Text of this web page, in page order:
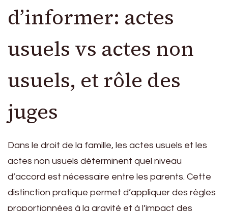
d’informer: actes
usuels vs actes non
usuels, et rôle des
juges
Dans le droit de la famille, les actes usuels et les
actes non usuels déterminent quel niveau
d’accord est nécessaire entre les parents. Cette
distinction pratique permet d’appliquer des règles
proportionnées à la gravité et à l’impact des